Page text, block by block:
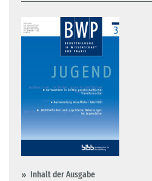
Inhalt der Ausgabe